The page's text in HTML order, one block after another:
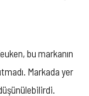
bu markanın
Markada yer